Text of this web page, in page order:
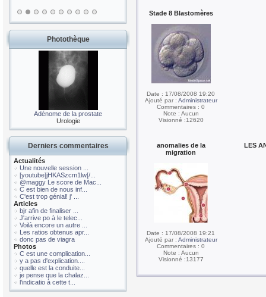
Photothèque
Adénome de la prostate
Urologie
Derniers commentaires
Actualités
Une nouvelle session ...
[youtube]jHKASzcm1lw[/...
@maggy Le score de Mac...
C est bien de nous inf...
C'est trop génial! j' ...
Articles
bjr afin de finaliser ...
J'arrive po à le telec...
Voilà encore un autre ...
Les ratios obtenus apr...
donc pas de viagra
Photos
C est une complication...
y a pas d'explication....
quelle est la conduite...
je pense que la chalaz...
l'indicatio à cette t...
Stade 8 Blastomères
Date : 17/08/2008 19:20
Ajouté par : Administrateur
Commentaires : 0
Note : Aucun
Visionné :12620
anomalies de la
migration
Date : 17/08/2008 19:21
Ajouté par : Administrateur
Commentaires : 0
Note : Aucun
Visionné :13177
LES